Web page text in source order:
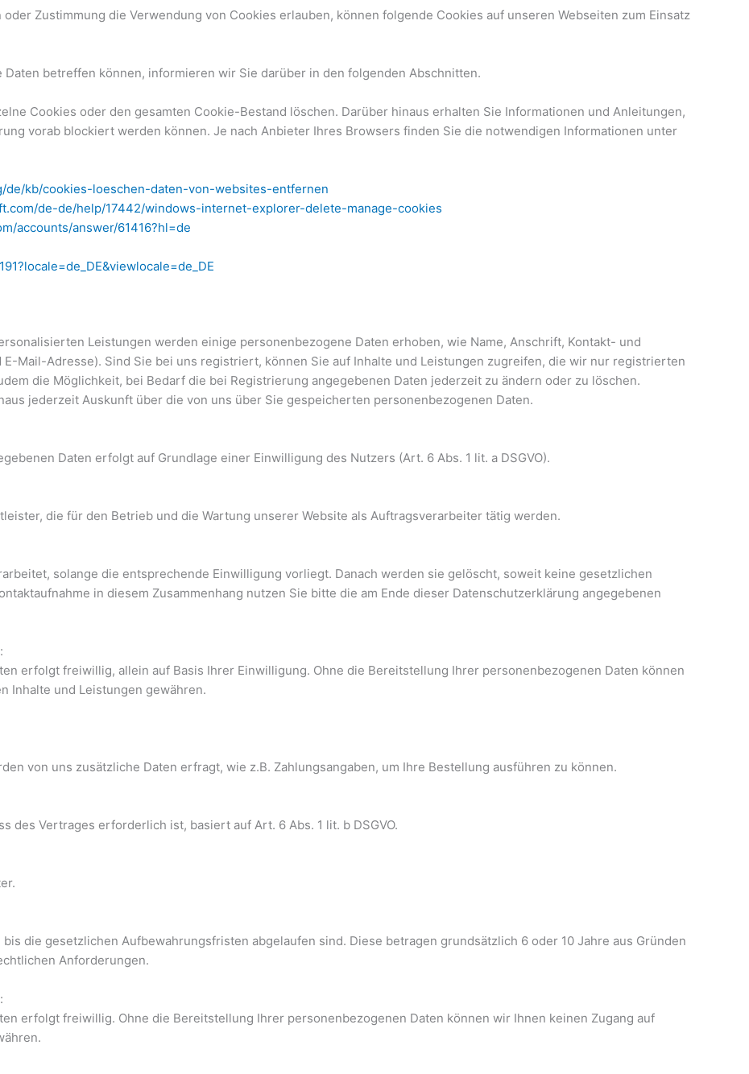
Zustimmung die Verwendung von Cookies erlauben, können folgende Cookies auf unseren Webseiten zum Einsatz
betreffen können, informieren wir Sie darüber in den folgenden Abschnitten.
Cookies oder den gesamten Cookie-Bestand löschen. Darüber hinaus erhalten Sie Informationen und Anleitungen,
vorab blockiert werden können. Je nach Anbieter Ihres Browsers finden Sie die notwendigen Informationen unter
de/kb/cookies-loeschen-daten-von-websites-entfernen
de-de/help/17442/windows-internet-explorer-delete-manage-cookies
accounts/answer/61416?hl=de
Leistungen werden einige personenbezogene Daten erhoben, wie Name, Anschrift, Kontakt- und
E-Mail-Adresse). Sind Sie bei uns registriert, können Sie auf Inhalte und Leistungen zugreifen, die wir nur registrierten
die Möglichkeit, bei Bedarf die bei Registrierung angegebenen Daten jederzeit zu ändern oder zu löschen.
jederzeit Auskunft über die von uns über Sie gespeicherten personenbezogenen Daten.
Daten erfolgt auf Grundlage einer Einwilligung des Nutzers (Art. 6 Abs. 1 lit. a DSGVO).
die für den Betrieb und die Wartung unserer Website als Auftragsverarbeiter tätig werden.
solange die entsprechende Einwilligung vorliegt. Danach werden sie gelöscht, soweit keine gesetzlichen
in diesem Zusammenhang nutzen Sie bitte die am Ende dieser Datenschutzerklärung angegebenen
erfolgt freiwillig, allein auf Basis Ihrer Einwilligung. Ohne die Bereitstellung Ihrer personenbezogenen Daten können
Inhalte und Leistungen gewähren.
von uns zusätzliche Daten erfragt, wie z.B. Zahlungsangaben, um Ihre Bestellung ausführen zu können.
des Vertrages erforderlich ist, basiert auf Art. 6 Abs. 1 lit. b DSGVO.
die gesetzlichen Aufbewahrungsfristen abgelaufen sind. Diese betragen grundsätzlich 6 oder 10 Jahre aus Gründen
Anforderungen.
erfolgt freiwillig. Ohne die Bereitstellung Ihrer personenbezogenen Daten können wir Ihnen keinen Zugang auf